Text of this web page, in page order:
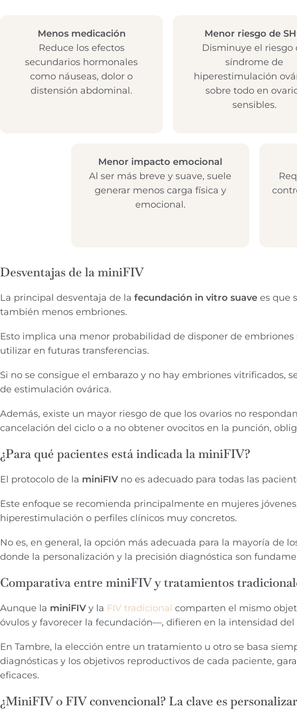
Menos medicación
Reduce los efectos
secundarios hormonales
como náuseas, dolor o
distensión abdominal.
Menor riesgo de
Disminuye el riesgo
síndrome de
hiperestimulación
sobre todo en
sensibles.
Menor impacto emocional
Al ser más breve y suave, suele
generar menos carga física y
emocional.
Desventajas de la miniFIV
La principal desventaja de la fecundación in vitro suave es que
también menos embriones.
Esto implica una menor probabilidad de disponer de
utilizar en futuras transferencias.
Si no se consigue el embarazo y no hay embriones vitrificados,
de estimulación ovárica.
Además, existe un mayor riesgo de que los ovarios no
cancelación del ciclo o a no obtener ovocitos en la punción,
¿Para qué pacientes está indicada la miniFIV?
El protocolo de la miniFIV no es adecuado para todas las
Este enfoque se recomienda principalmente en mujeres
hiperestimulación o perfiles clínicos muy concretos.
No es, en general, la opción más adecuada para la mayoría de
donde la personalización y la precisión diagnóstica son
Comparativa entre miniFIV y tratamientos
Aunque la miniFIV y la FIV tradicional comparten el mismo
óvulos y favorecer la fecundación—, difieren en la intensidad
En Tambre, la elección entre un tratamiento u otro se basa
diagnósticas y los objetivos reproductivos de cada paciente,
eficaces.
¿MiniFIV o FIV convencional? La clave es